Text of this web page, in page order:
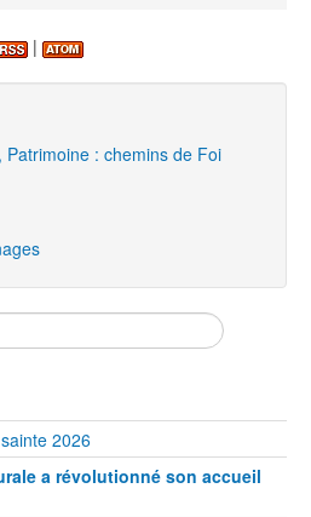
|
: chemins de Foi
2026
a révolutionné son accueil